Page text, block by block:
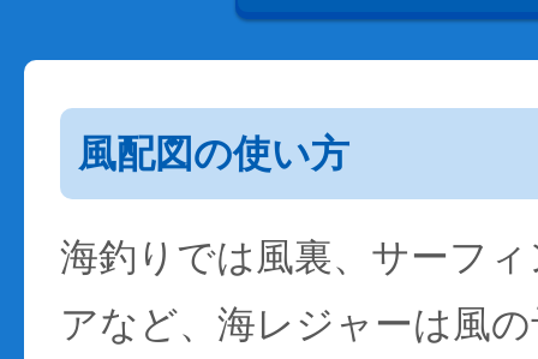
風配図の使い方
海釣りでは風裏、サーフ
アなど、海レジャーは風